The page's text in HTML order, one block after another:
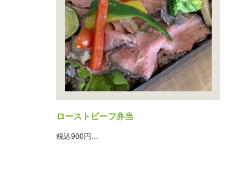
ローストビーフ弁当
税込900円…